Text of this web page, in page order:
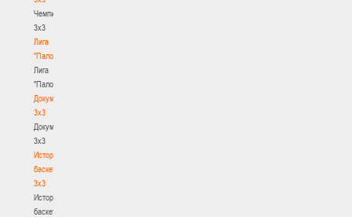
Чемпионат
3х3
Лига
"Палова"
Лига
"Палова"
Документы
3х3
Документы
3х3
История
баскетбола
3х3
История
баскетбола